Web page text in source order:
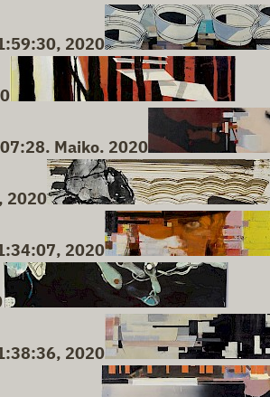
2020
Maiko. 2020
2020
2020
2020